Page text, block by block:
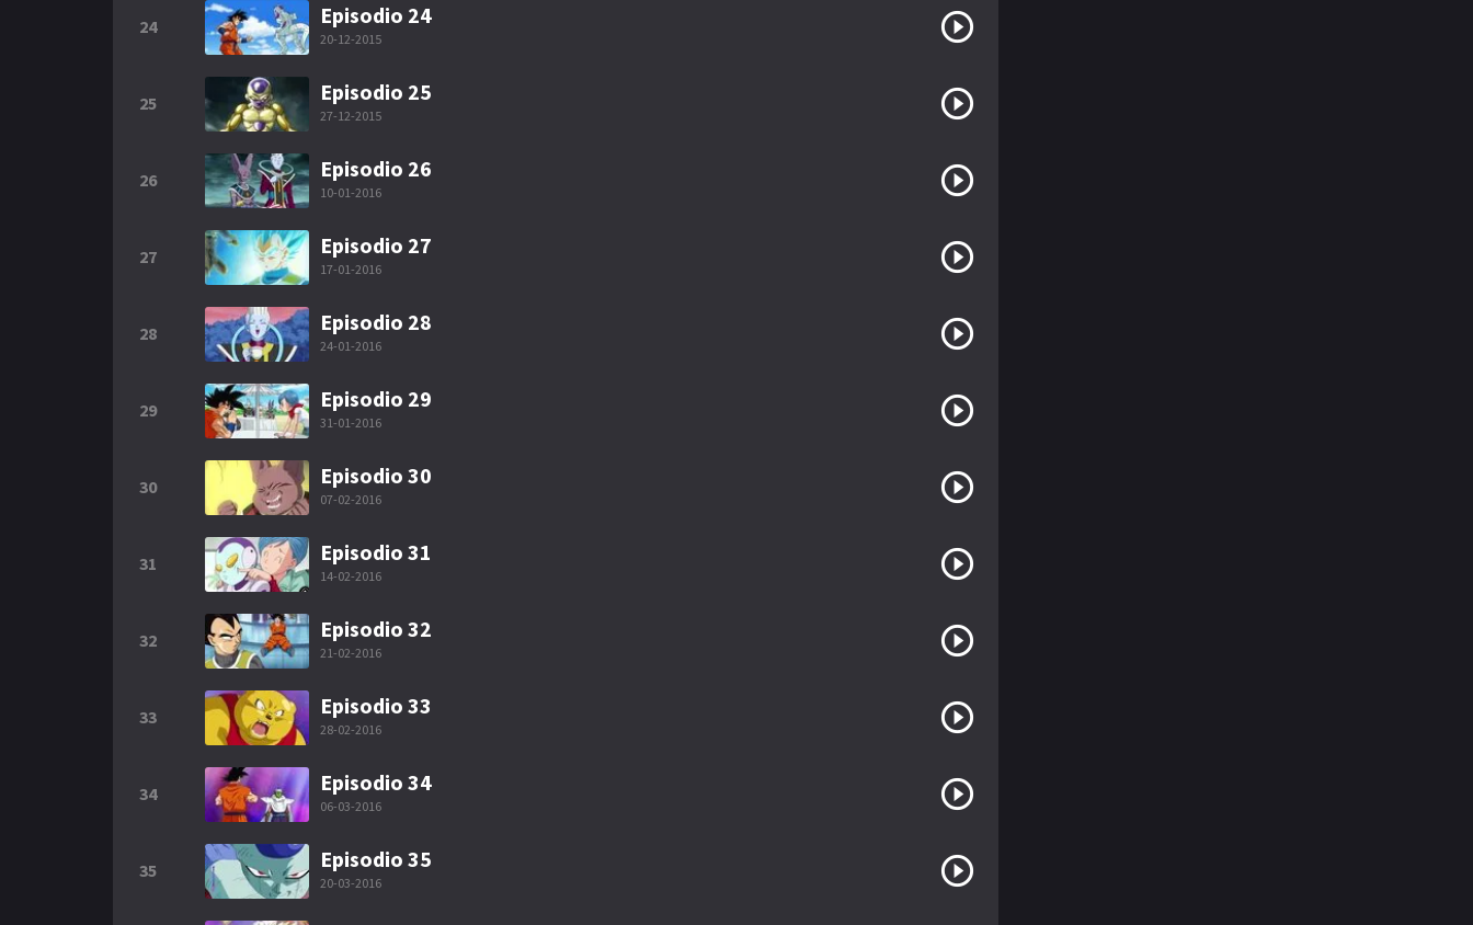
24 Episodio 24
20-12-2015
25 Episodio 25
27-12-2015
26 Episodio 26
10-01-2016
27 Episodio 27
17-01-2016
28 Episodio 28
24-01-2016
29 Episodio 29
31-01-2016
30 Episodio 30
07-02-2016
31 Episodio 31
14-02-2016
32 Episodio 32
21-02-2016
33 Episodio 33
28-02-2016
34 Episodio 34
06-03-2016
35 Episodio 35
20-03-2016